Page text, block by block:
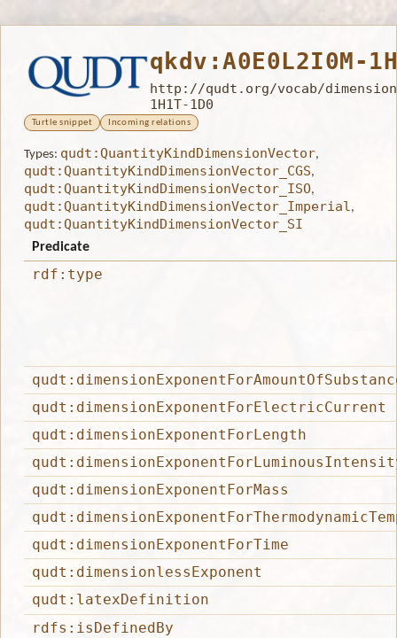
qkdv:A0E0L2I0M-
http://qudt.org/vocab/
1H1T-1D0
Turtle snippet Incoming relations
Types: qudt:QuantityKindDimensionVector,
qudt:QuantityKindDimensionVector_CGS,
qudt:QuantityKindDimensionVector_ISO,
qudt:QuantityKindDimensionVector_Imperial,
qudt:QuantityKindDimensionVector_SI
Predicate
rdf:type
qudt:dimensionExponentForElectricCurrent
qudt:dimensionExponentForLength
qudt:dimensionExponentForMass
qudt:dimensionExponentForTime
qudt:dimensionlessExponent
qudt:latexDefinition
rdfs:isDefinedBy